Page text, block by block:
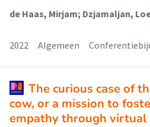
2022 Algemeen
The curious case of
cow, or a mission to
empathy through virtual